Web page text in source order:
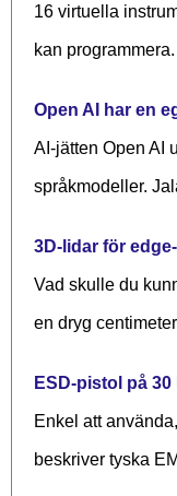
16 virtuella
kan
Open AI har en
AI-jätten Open AI
språkmodeller.
3D-lidar för edge-
Vad skulle du
en dryg
ESD-pistol på 30
Enkel att
beskriver tyska